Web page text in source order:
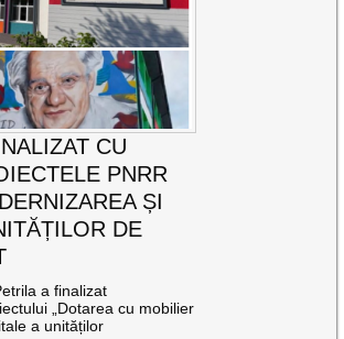
CU
PNRR
ȘI
DE
a finalizat
„Dotarea cu mobilier
a unităților